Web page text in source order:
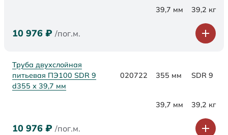
39,7 мм 39,2 кг
10 976 ₽ /пог.м.
Труба двухслойная
питьевая ПЭ100 SDR 9
d355 х 39,7 мм
020722 355 мм SDR 9
39,7 мм 39,2 кг
10 976 ₽ /пог.м.